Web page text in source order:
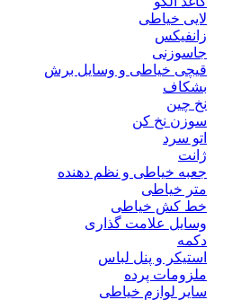
لایی خیاطی
زانفیکس
جاسوزنی
قیچی خیاطی و وسایل برش
بشکاف
نخ چین
سوزن نخ کن
اتو سرد
ژانت
جعبه خیاطی و نظم دهنده
متر خیاطی
خط کش خیاطی
وسایل علامت گذاری
دکمه
استیکر و پنل لباس
ملزومات پرده
سایر لوازم خیاطی